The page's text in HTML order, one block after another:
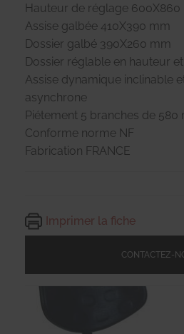
Hauteur de réglage 600X860
Assise galbée 410X390 mm
Dossier galbé 390X260 mm
Dossier réglable en hauteur
Assise dynamique inclinable
asynchrone
Piétement 5 branches de 580
Conforme norme NF
Fabrication FRANCE
Imprimer la fiche
CONTACTEZ-